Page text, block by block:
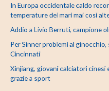
a
In Europa occidentale caldo
temperature dei mari mai così
Addio a Livio Berruti, campione
Per Sinner problemi al
Cincinnati
Xinjiang, giovani calciatori
grazie a sport